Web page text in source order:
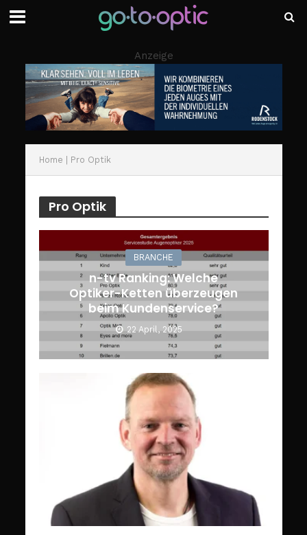
Anzeige
Home | Pro Optik
Pro Optik
BRANCHE
n-tv Ranking: Welche
Optiker-Ketten überzeugen
beim Kundenservice?
22 April, 2025